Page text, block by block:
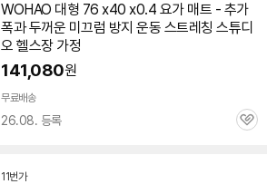
WOHAO 대형 76 x40 x0.4 요가 매트 - 추가
폭과두꺼운 미끄럼 방지 운동 스트레칭 스튜디
오 헬스장 가정
141,080원
무료배송
26.08. 등록
관
11번가